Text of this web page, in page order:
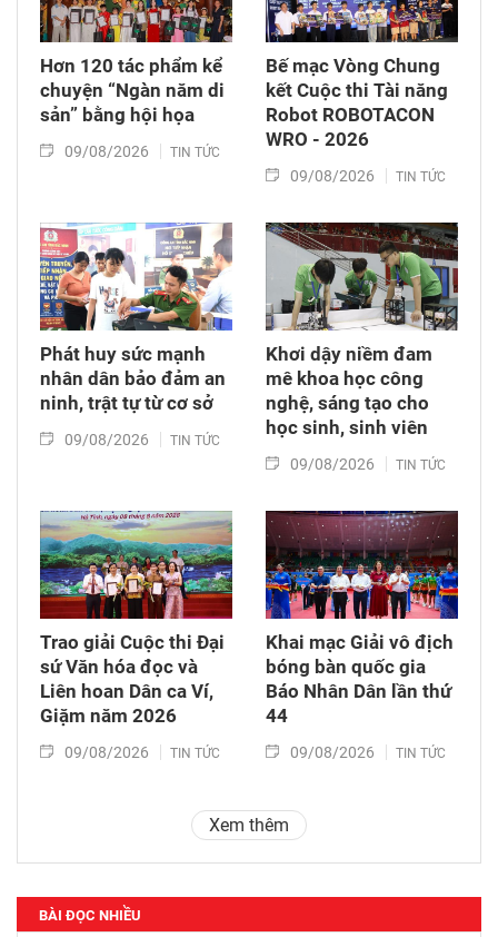
Hơn 120 tác phẩm kể
chuyện “Ngàn năm di
sản” bằng hội họa
09/08/2026 TIN TỨC
Bế mạc Vòng Chung
kết Cuộc thi Tài năng
Robot ROBOTACON
WRO - 2026
09/08/2026 TIN TỨC
Phát huy sức mạnh
nhân dân bảo đảm an
ninh, trật tự từ cơ sở
09/08/2026 TIN TỨC
Khơi dậy niềm đam
mê khoa học công
nghệ, sáng tạo cho
học sinh, sinh viên
09/08/2026 TIN TỨC
Trao giải Cuộc thi Đại
sứ Văn hóa đọc và
Liên hoan Dân ca Ví,
Giặm năm 2026
09/08/2026 TIN TỨC
Khai mạc Giải vô địch
bóng bàn quốc gia
Báo Nhân Dân lần thứ
44
09/08/2026 TIN TỨC
Xem thêm
BÀI ĐỌC NHIỀU